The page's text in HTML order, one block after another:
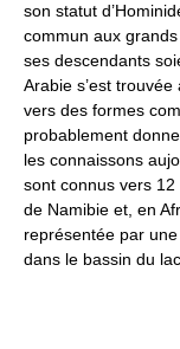
son statut
commun aux
ses descendants
Arabie s’est trouvée
vers des formes
probablement
les connaissons
sont connus vers 12
de Namibie et, en
représentée par
dans le bassin du